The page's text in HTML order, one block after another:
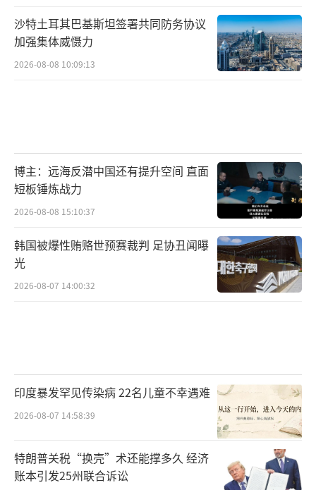
沙特土耳其巴基斯坦签署共同防务协议
加强集体威慑力
2026-08-08 10:09:13
博主：远海反潜中国还有提升空间 直面
短板锤炼战力
2026-08-08 15:10:37
韩国被爆性贿赂世预赛裁判 足协丑闻曝
光
2026-08-07 14:00:32
印度暴发罕见传染病 22名儿童不幸遇难
2026-08-07 14:58:39
特朗普关税“换壳”术还能撑多久 经济
账本引发25州联合诉讼